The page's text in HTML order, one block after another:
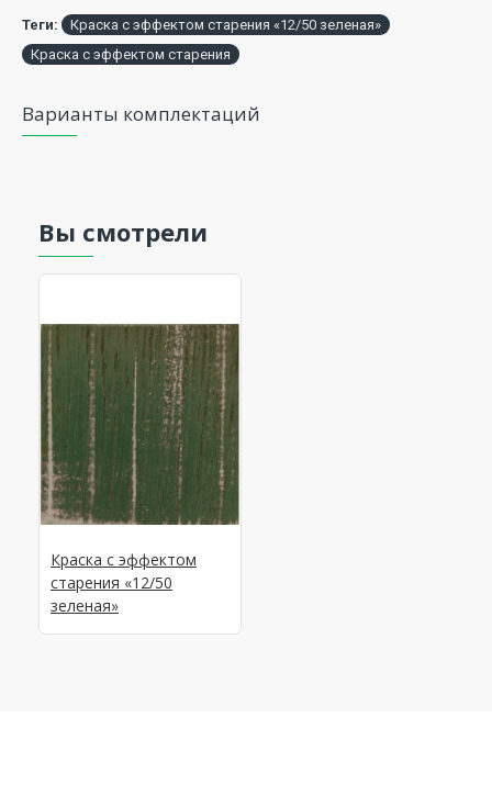
Теги:
Краска с эффектом старения «12/50 зеленая»
Краска с эффектом старения
Варианты комплектаций
Вы смотрели
Краска с эффектом
старения «12/50
зеленая»